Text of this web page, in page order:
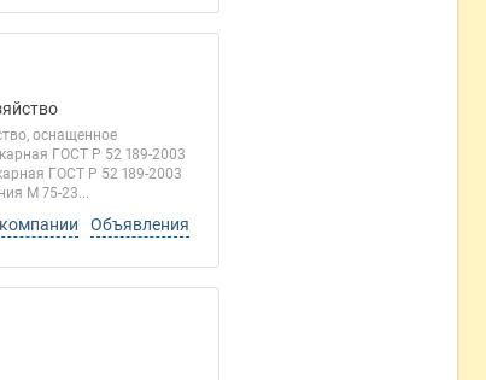
оснащенное
ГОСТ Р 52 189-2003
ГОСТ Р 52 189-2003
М 75-23...
Объявления